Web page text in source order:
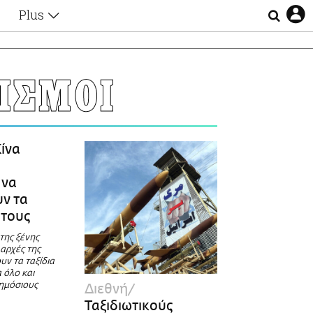
Plus
Αφιερώματα
Ζώδια
Οι Αθηναίοι
Επιλογές
τα
ξένης
της
τα ταξίδια
όλο και
Διεθνή
Ταξιδιωτικούς